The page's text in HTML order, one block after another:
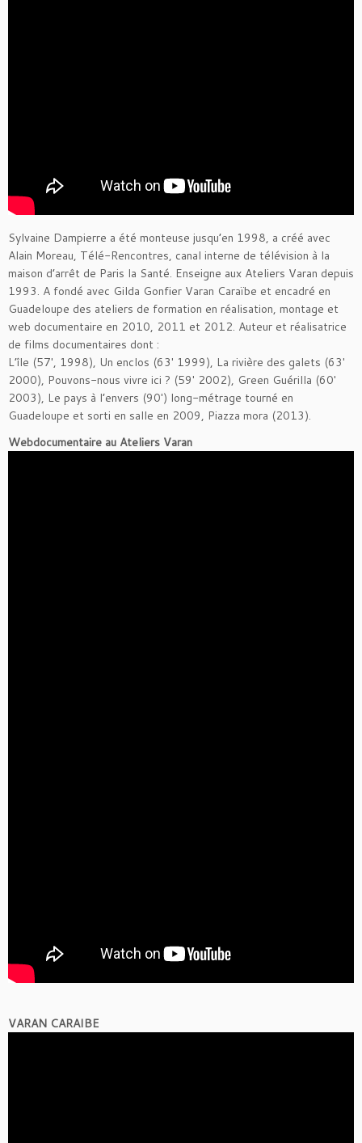
Sylvaine Dampierre a été monteuse jusqu’en 1998, a créé avec
Alain Moreau, Télé-Rencontres, canal interne de télévision à la
maison d’arrêt de Paris la Santé. Enseigne aux Ateliers Varan depuis
1993. A fondé avec Gilda Gonfier Varan Caraïbe et encadré en
Guadeloupe des ateliers de formation en réalisation, montage et
web documentaire en 2010, 2011 et 2012. Auteur et réalisatrice
de films documentaires dont :
L’île (57′, 1998), Un enclos (63′ 1999), La rivière des galets (63′
2000), Pouvons-nous vivre ici ? (59′ 2002), Green Guérilla (60′
2003), Le pays à l’envers (90′) long-métrage tourné en
Guadeloupe et sorti en salle en 2009, Piazza mora (2013).
Webdocumentaire au Ateliers Varan
VARAN CARAIBE